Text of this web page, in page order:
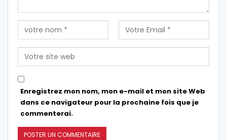
Enregistrez mon nom, mon e-mail et mon site Web
dans ce navigateur pour la prochaine fois que je
commenterai.